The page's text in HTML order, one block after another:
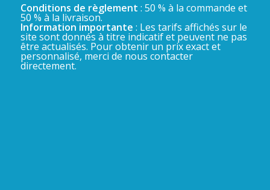
Conditions de règlement : 50 % à la commande et
50 % à la livraison.
Information importante : Les tarifs affichés sur le
site sont donnés à titre indicatif et peuvent ne pas
être actualisés. Pour obtenir un prix exact et
personnalisé, merci de nous contacter
directement.